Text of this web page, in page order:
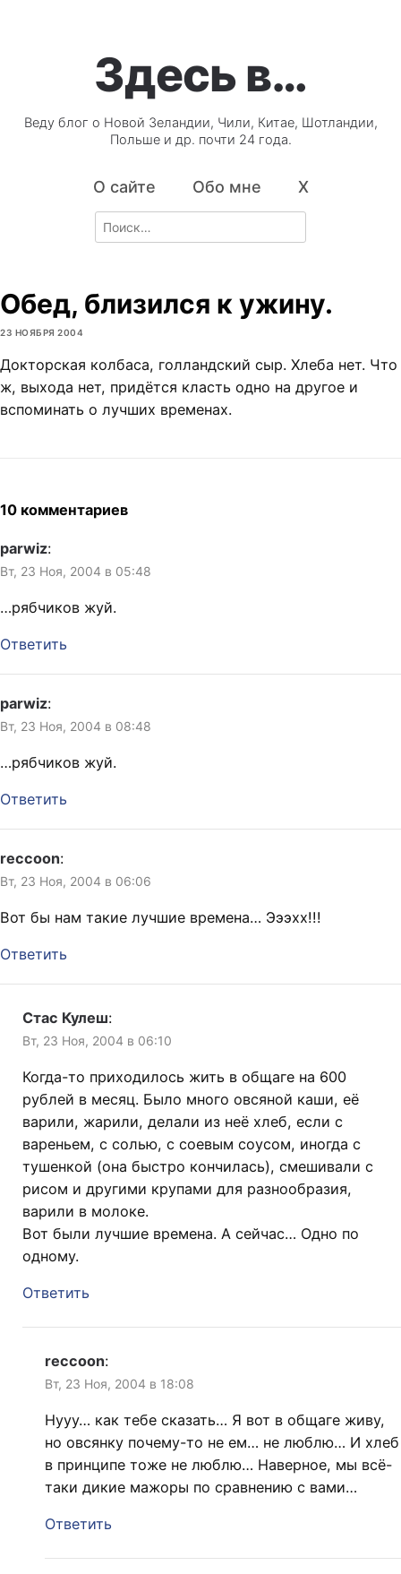
Здесь в…
Веду блог о Новой Зеландии, Чили, Китае, Шотландии,
Польше и др. почти 24 года.
О сайте Обо мне X
Search
for:
Обед, близился к ужину.
23 НОЯБРЯ 2004
Докторская колбаса, голландский сыр. Хлеба нет. Что
ж, выхода нет, придётся класть одно на другое и
вспоминать о лучших временах.
10 комментариев
parwiz:
Вт, 23 Ноя, 2004 в 05:48
…рябчиков жуй.
Ответить
parwiz:
Вт, 23 Ноя, 2004 в 08:48
…рябчиков жуй.
Ответить
reccoon:
Вт, 23 Ноя, 2004 в 06:06
Вот бы нам такие лучшие времена… Эээхх!!!
Ответить
Стас Кулеш:
Вт, 23 Ноя, 2004 в 06:10
Когда-то приходилось жить в общаге на 600
рублей в месяц. Было много овсяной каши, её
варили, жарили, делали из неё хлеб, если с
вареньем, с солью, с соевым соусом, иногда с
тушенкой (она быстро кончилась), смешивали с
рисом и другими крупами для разнообразия,
варили в молоке.
Вот были лучшие времена. А сейчас… Одно по
одному.
Ответить
reccoon:
Вт, 23 Ноя, 2004 в 18:08
Нууу… как тебе сказать… Я вот в общаге живу,
но овсянку почему-то не ем… не люблю… И хлеб
в принципе тоже не люблю… Наверное, мы всё-
таки дикие мажоры по сравнению с вами…
Ответить